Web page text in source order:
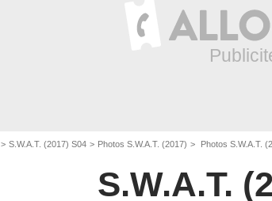
S.W.A.T. (2017) S04 Photos S.W.A.T. (2017) Photos S.W.A.T.
S.W.A.T.